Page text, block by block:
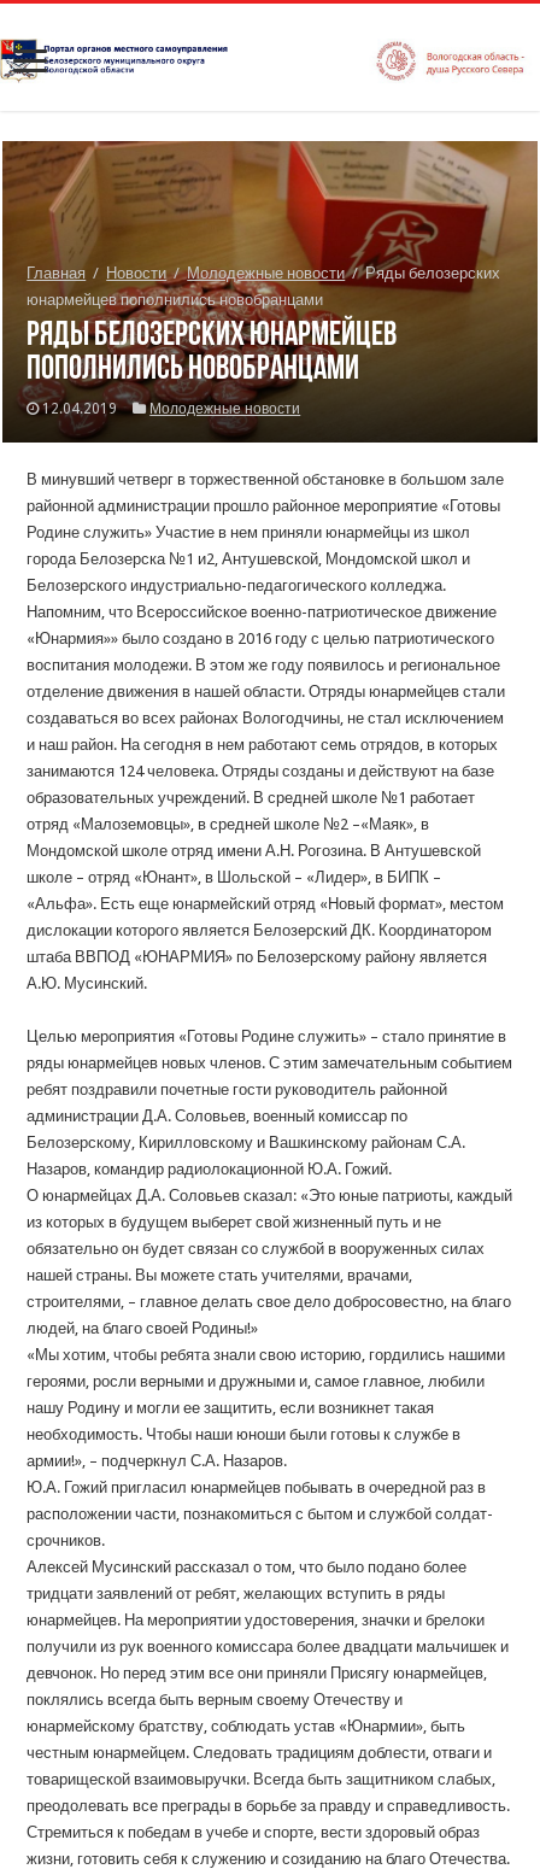
Главная / Новости / Молодежные новости / Ряды белозерских
юнармейцев пополнились новобранцами
Ряды белозерских юнармейцев
пополнились новобранцами
12.04.2019 Молодежные новости
В минувший четверг в торжественной обстановке в большом зале
районной администрации прошло районное мероприятие «Готовы
Родине служить» Участие в нем приняли юнармейцы из школ
города Белозерска №1 и2, Антушевской, Мондомской школ и
Белозерского индустриально-педагогического колледжа.
Напомним, что Всероссийское военно-патриотическое движение
«Юнармия»» было создано в 2016 году с целью патриотического
воспитания молодежи. В этом же году появилось и региональное
отделение движения в нашей области. Отряды юнармейцев стали
создаваться во всех районах Вологодчины, не стал исключением
и наш район. На сегодня в нем работают семь отрядов, в которых
занимаются 124 человека. Отряды созданы и действуют на базе
образовательных учреждений. В средней школе №1 работает
отряд «Малоземовцы», в средней школе №2 –«Маяк», в
Мондомской школе отряд имени А.Н. Рогозина. В Антушевской
школе – отряд «Юнант», в Шольской – «Лидер», в БИПК –
«Альфа». Есть еще юнармейский отряд «Новый формат», местом
дислокации которого является Белозерский ДК. Координатором
штаба ВВПОД «ЮНАРМИЯ» по Белозерскому району является
А.Ю. Мусинский.
Целью мероприятия «Готовы Родине служить» – стало принятие в
ряды юнармейцев новых членов. С этим замечательным событием
ребят поздравили почетные гости руководитель районной
администрации Д.А. Соловьев, военный комиссар по
Белозерскому, Кирилловскому и Вашкинскому районам С.А.
Назаров, командир радиолокационной Ю.А. Гожий.
О юнармейцах Д.А. Соловьев сказал: «Это юные патриоты, каждый
из которых в будущем выберет свой жизненный путь и не
обязательно он будет связан со службой в вооруженных силах
нашей страны. Вы можете стать учителями, врачами,
строителями, – главное делать свое дело добросовестно, на благо
людей, на благо своей Родины!»
«Мы хотим, чтобы ребята знали свою историю, гордились нашими
героями, росли верными и дружными и, самое главное, любили
нашу Родину и могли ее защитить, если возникнет такая
необходимость. Чтобы наши юноши были готовы к службе в
армии!», – подчеркнул С.А. Назаров.
Ю.А. Гожий пригласил юнармейцев побывать в очередной раз в
расположении части, познакомиться с бытом и службой солдат-
срочников.
Алексей Мусинский рассказал о том, что было подано более
тридцати заявлений от ребят, желающих вступить в ряды
юнармейцев. На мероприятии удостоверения, значки и брелоки
получили из рук военного комиссара более двадцати мальчишек и
девчонок. Но перед этим все они приняли Присягу юнармейцев,
поклялись всегда быть верным своему Отечеству и
юнармейскому братству, соблюдать устав «Юнармии», быть
честным юнармейцем. Следовать традициям доблести, отваги и
товарищеской взаимовыручки. Всегда быть защитником слабых,
преодолевать все преграды в борьбе за правду и справедливость.
Стремиться к победам в учебе и спорте, вести здоровый образ
жизни, готовить себя к служению и созиданию на благо Отечества.